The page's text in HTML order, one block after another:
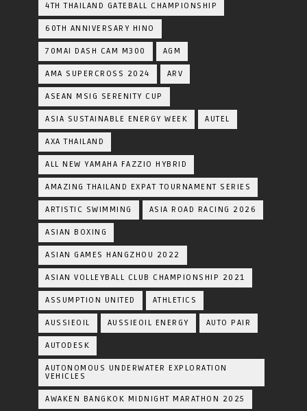
4TH THAILAND GATEBALL CHAMPIONSHIP
60TH ANNIVERSARY HINO
70MAI DASH CAM M300 AGM
AMA SUPERCROSS 2024 ARV
ASEAN MSIG SERENITY CUP
ASIA SUSTAINABLE ENERGY WEEK AUTEL
AXA THAILAND
ALL NEW YAMAHA FAZZIO HYBRID
AMAZING THAILAND EXPAT TOURNAMENT SERIES
ARTISTIC SWIMMING ASIA ROAD RACING 2026
ASIAN BOXING
ASIAN GAMES HANGZHOU 2022
ASIAN VOLLEYBALL CLUB CHAMPIONSHIP 2021
ASSUMPTION UNITED ATHLETICS
AUSSIEOIL AUSSIEOIL ENERGY AUTO PAIR
AUTODESK
AUTONOMOUS UNDERWATER EXPLORATION
VEHICLES
AWAKEN BANGKOK MIDNIGHT MARATHON 2025